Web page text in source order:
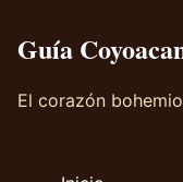
Guía
El corazón